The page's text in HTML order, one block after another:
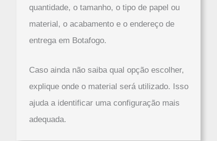
quantidade, o tamanho, o tipo de papel ou
material, o acabamento e o endereço de
entrega em Botafogo.
Caso ainda não saiba qual opção escolher,
explique onde o material será utilizado. Isso
ajuda a identificar uma configuração mais
adequada.